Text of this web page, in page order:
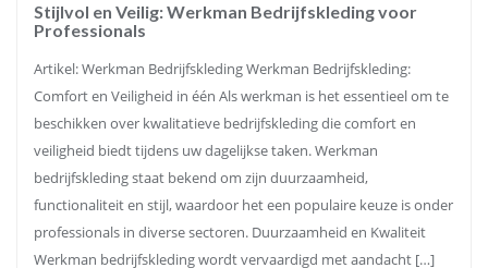
Stijlvol en Veilig: Werkman Bedrijfskleding voor
Professionals
Artikel: Werkman Bedrijfskleding Werkman Bedrijfskleding:
Comfort en Veiligheid in één Als werkman is het essentieel om te
beschikken over kwalitatieve bedrijfskleding die comfort en
veiligheid biedt tijdens uw dagelijkse taken. Werkman
bedrijfskleding staat bekend om zijn duurzaamheid,
functionaliteit en stijl, waardoor het een populaire keuze is onder
professionals in diverse sectoren. Duurzaamheid en Kwaliteit
Werkman bedrijfskleding wordt vervaardigd met aandacht […]